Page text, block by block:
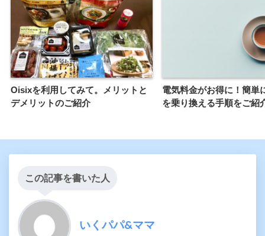
Oisixを利用してみて。メリットと
デメリットのご紹介
電気料金がお得に！簡単
を乗り換える手順をご紹
この記事を書いた人
いくパパ&ママ